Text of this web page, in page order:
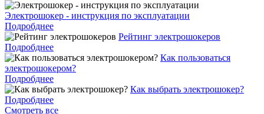
Электрошокер - инструкция по эксплуатации
Подробднее
Рейтинг электрошокеров
Подробднее
Как пользоваться
электрошокером?
Подробднее
Как выбрать электрошокер?
Подробднее
Смотреть все